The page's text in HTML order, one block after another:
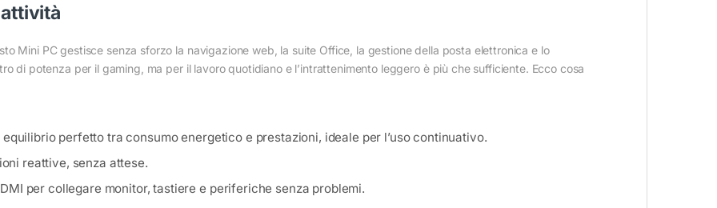
Mini PC gestisce senza sforzo la navigazione web, la suite Office, la gestione della posta elettronica e lo
di potenza per il gaming, ma per il lavoro quotidiano e l’intrattenimento leggero è più che sufficiente. Ecco cosa
perfetto tra consumo energetico e prestazioni, ideale per l’uso continuativo.
reattive, senza attese.
per collegare monitor, tastiere e periferiche senza problemi.